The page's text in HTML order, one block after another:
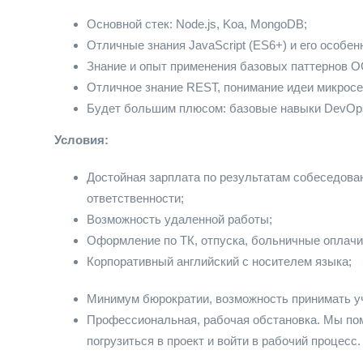
Основной стек: Node.js, Koa, MongoDB;
Отличные знания JavaScript (ES6+) и его
Знание и опыт применения базовых паттернов
Отличное знание REST, понимание идеи
Будет большим плюсом: базовые навыки
Условия:
Достойная зарплата по результатам
ответственности;
Возможность удаленной работы;
Оформление по ТК, отпуска, больничные
Корпоративный английский с носителем языка;
Минимум бюрократии, возможность принимать
Профессиональная, рабочая обстановка. Мы
погрузиться в проект и войти в рабочий процесс.